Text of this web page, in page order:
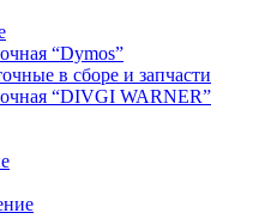
“Dymos”
в сборе и запчасти
“DIVGI WARNER”